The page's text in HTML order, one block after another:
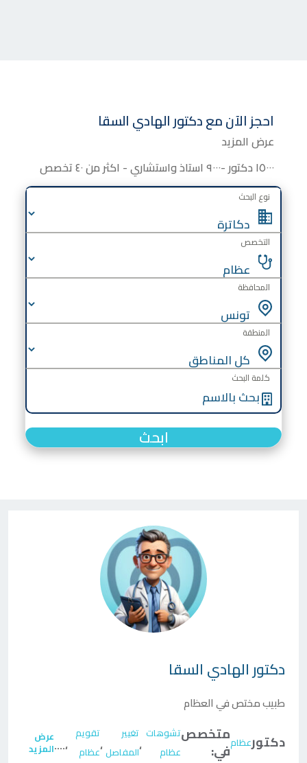
احجز الآن معدكتورالهادي السقا
عرض المزيد
١٥٠٠٠ دكتور -٩٠٠٠ استاذ واستشاري - اكثر من ٤٠ تخصص
نوع البحث
التخصص
المحافظة
المنطقة
كلمة البحث
ابحث
دكتور الهادي السقا
طبيب مختص في العظام
دكتورعظاممتخصص
في:
تشوهات
عظام
،
تغيير
المفاصل،
تقويم
عظام
،....عرض
المزيد